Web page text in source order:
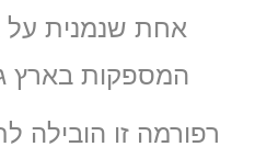
אחת שנמנית
המספקות בארץ
רפורמה זו הובילה